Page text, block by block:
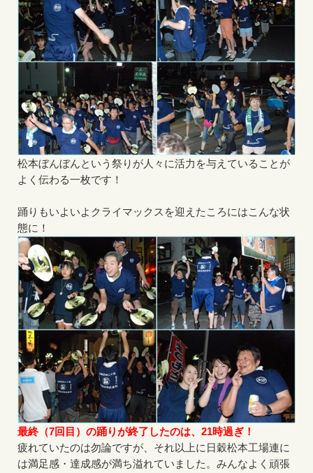
松本ぼんぼんという祭りが人々に活力を与えていることが
よく伝わる一枚です！
踊りもいよいよクライマックスを迎えたころにはこんな状
態に！
最終（7回目）の踊りが終了したのは、21時過ぎ！
疲れていたのは勿論ですが、それ以上に日穀松本工場連に
は満足感・達成感が満ち溢れていました。みんなよく頑張